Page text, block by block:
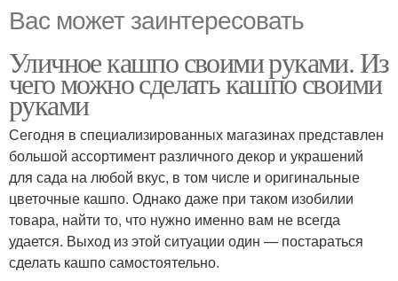
Вас может заинтересовать
Уличное кашпо своими руками. Из
чего можно сделать кашпо своими
руками
Сегодня в специализированных магазинах представлен
большой ассортимент различного декор и украшений
для сада на любой вкус, в том числе и оригинальные
цветочные кашпо. Однако даже при таком изобилии
товара, найти то, что нужно именно вам не всегда
удается. Выход из этой ситуации один — постараться
сделать кашпо самостоятельно.